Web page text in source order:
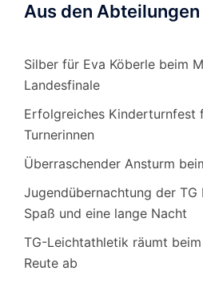
Aus den Abteilungen
Silber für Eva Köberle beim
Landesfinale
Erfolgreiches Kinderturnfest
Turnerinnen
Überraschender Ansturm
Jugendübernachtung der TG
Spaß und eine lange Nacht
TG-Leichtathletik räumt
Reute ab